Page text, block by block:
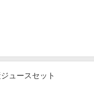
ュースセット